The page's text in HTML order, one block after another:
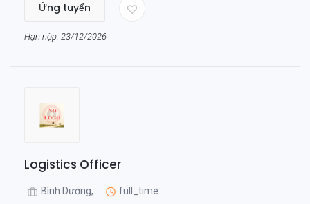
Ứng tuyển
Hạn nộp: 23/12/2026
Logistics Officer
Bình Dương, full_time